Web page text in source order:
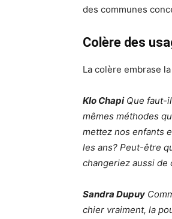
des communes
Colère des
La colère embrase
Klo ChapiQue faut-il
mêmes méthodes
mettez nos enfants
les ans? Peut-être
changeriez aussi de
Sandra Dupuy
chier vraiment, la